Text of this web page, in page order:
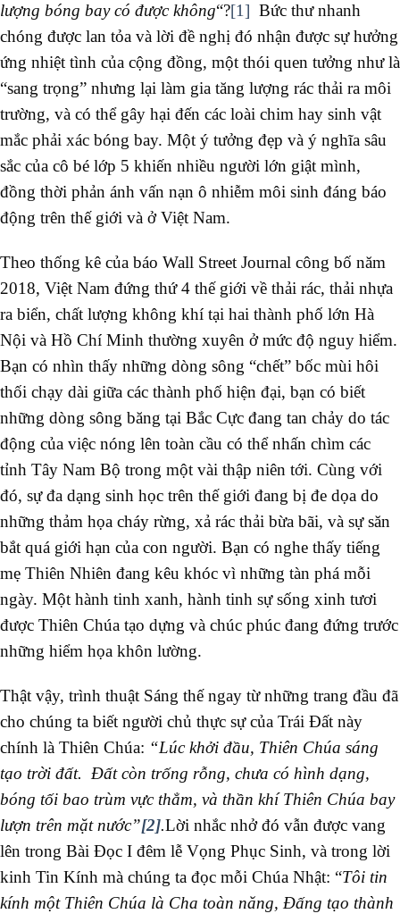
lượng bóng bay có được không“?[1] Bức thư nhanh
chóng được lan tỏa và lời đề nghị đó nhận được sự hưởng
ứng nhiệt tình của cộng đồng, một thói quen tưởng như là
“sang trọng” nhưng lại làm gia tăng lượng rác thải ra môi
trường, và có thể gây hại đến các loài chim hay sinh vật
mắc phải xác bóng bay. Một ý tưởng đẹp và ý nghĩa sâu
sắc của cô bé lớp 5 khiến nhiều người lớn giật mình,
đồng thời phản ánh vấn nạn ô nhiễm môi sinh đáng báo
động trên thế giới và ở Việt Nam.
Theo thống kê của báo Wall Street Journal công bố năm
2018, Việt Nam đứng thứ 4 thế giới về thải rác, thải nhựa
ra biển, chất lượng không khí tại hai thành phố lớn Hà
Nội và Hồ Chí Minh thường xuyên ở mức độ nguy hiểm.
Bạn có nhìn thấy những dòng sông “chết” bốc mùi hôi
thối chạy dài giữa các thành phố hiện đại, bạn có biết
những dòng sông băng tại Bắc Cực đang tan chảy do tác
động của việc nóng lên toàn cầu có thể nhấn chìm các
tỉnh Tây Nam Bộ trong một vài thập niên tới. Cùng với
đó, sự đa dạng sinh học trên thế giới đang bị đe dọa do
những thảm họa cháy rừng, xả rác thải bừa bãi, và sự săn
bắt quá giới hạn của con người. Bạn có nghe thấy tiếng
mẹ Thiên Nhiên đang kêu khóc vì những tàn phá mỗi
ngày. Một hành tinh xanh, hành tinh sự sống xinh tươi
được Thiên Chúa tạo dựng và chúc phúc đang đứng trước
những hiểm họa khôn lường.
Thật vậy, trình thuật Sáng thế ngay từ những trang đầu đã
cho chúng ta biết người chủ thực sự của Trái Đất này
chính là Thiên Chúa: “Lúc khởi đầu, Thiên Chúa sáng
tạo trời đất. Đất còn trống rỗng, chưa có hình dạng,
bóng tối bao trùm vực thẳm, và thần khí Thiên Chúa bay
lượn trên mặt nước”[2].Lời nhắc nhở đó vẫn được vang
lên trong Bài Đọc I đêm lễ Vọng Phục Sinh, và trong lời
kinh Tin Kính mà chúng ta đọc mỗi Chúa Nhật: “Tôi tin
kính một Thiên Chúa là Cha toàn năng, Đấng tạo thành